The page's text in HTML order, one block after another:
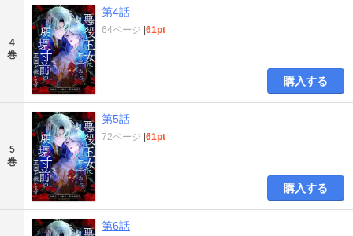
4
巻
第4話
64ページ 61pt
購入する
5
巻
第5話
72ページ 61pt
購入する
第6話